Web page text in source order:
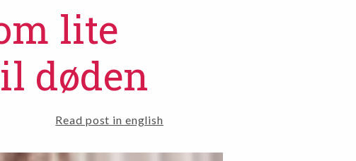
lite
døden
Read post in english